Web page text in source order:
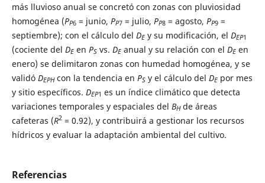
más lluvioso anual se concretó con zonas con pluviosidad
homogénea (PP6= junio, PP7= julio, PP8= agosto, PP9=
septiembre); con el cálculo del DEy su modificación, el DEP1
(cociente del DE en PSvs. DEanual y su relación con el DE en
enero) se delimitaron zonas con humedad homogénea, y se
validó DEPHcon la tendencia en PSy el cálculo del DE por mes
y sitio específicos. DEP1 es un índice climático que detecta
variaciones temporales y espaciales del BHde áreas
cafeteras (R2= 0.92), y contribuirá a gestionar los recursos
hídricos y evaluar la adaptación ambiental del cultivo.
Referencias